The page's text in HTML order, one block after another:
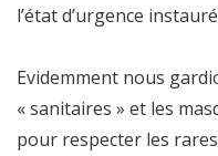
l’état d’urgence
Evidemment nous
« sanitaires » et les
pour respecter les